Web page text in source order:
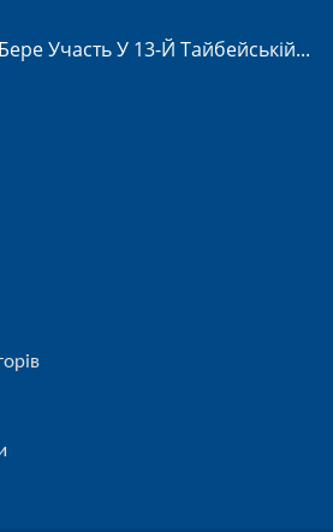
Участь У 13-Й Тайбейській...